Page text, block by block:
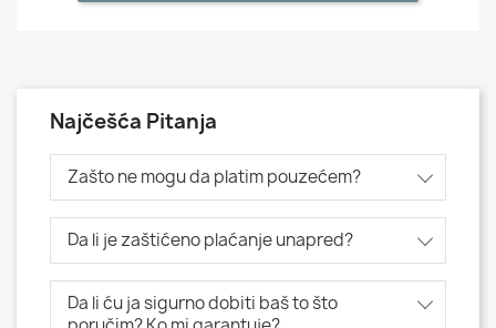
Najčešća Pitanja
Zašto ne mogu da platim pouzećem?
Da li je zaštićeno plaćanje unapred?
Da li ću ja sigurno dobiti baš to što